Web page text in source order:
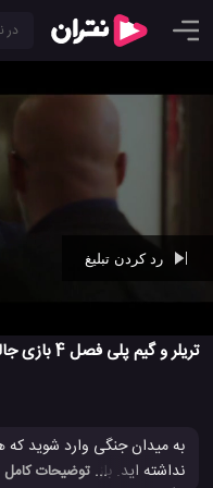
تریلر و گیم پلی فصل 4 بازی جالب PUBG
به میدان جنگی وارد شوید که
... توضیحات کامل